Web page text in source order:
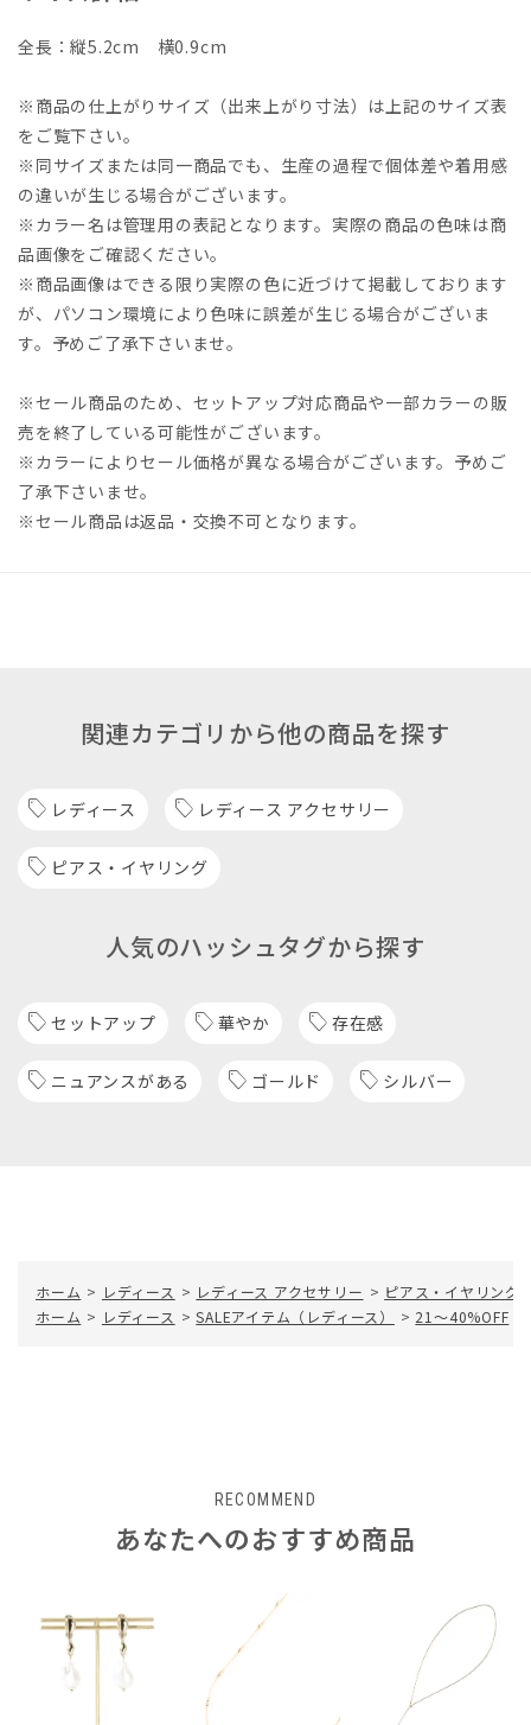
全長：縦5.2cm 横0.9cm
※商品の仕上がりサイズ（出来上がり寸法）は上記のサイズ表
をご覧下さい。
※同サイズまたは同一商品でも、生産の過程で個体差や着用感
の違いが生じる場合がございます。
※カラー名は管理用の表記となります。実際の商品の色味は商
品画像をご確認ください。
※商品画像はできる限り実際の色に近づけて掲載しております
が、パソコン環境により色味に誤差が生じる場合がございま
す。予めご了承下さいませ。
※セール商品のため、セットアップ対応商品や一部カラーの販
売を終了している可能性がございます。
※カラーによりセール価格が異なる場合がございます。予めご
了承下さいませ。
※セール商品は返品・交換不可となります。
関連カテゴリから他の商品を探す
レディース レディース アクセサリー
ピアス・イヤリング
人気のハッシュタグから探す
セットアップ 華やか 存在感
ニュアンスがある ゴールド シルバー
ホーム > レディース > レディース アクセサリー > ピアス・イヤリング
ホーム > レディース > SALEアイテム（レディース） > 21～40%OFF
RECOMMEND
あなたへのおすすめ商品